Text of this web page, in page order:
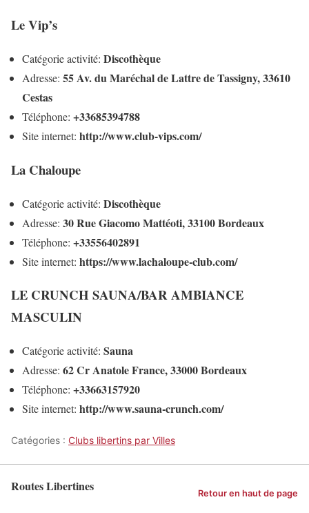
Le Vip’s
Catégorie activité: Discothèque
Adresse: 55 Av. du Maréchal de Lattre de Tassigny, 33610
Cestas
Téléphone: +33685394788
Site internet: http://www.club-vips.com/
La Chaloupe
Catégorie activité: Discothèque
Adresse: 30 Rue Giacomo Mattéoti, 33100 Bordeaux
Téléphone: +33556402891
Site internet: https://www.lachaloupe-club.com/
LE CRUNCH SAUNA/BAR AMBIANCE
MASCULIN
Catégorie activité: Sauna
Adresse: 62 Cr Anatole France, 33000 Bordeaux
Téléphone: +33663157920
Site internet: http://www.sauna-crunch.com/
Catégories : Clubs libertins par Villes
Routes Libertines Retour en haut de page